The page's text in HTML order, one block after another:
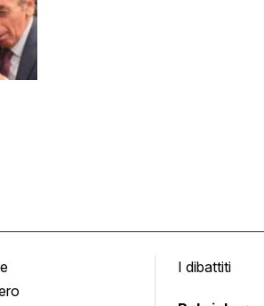
I dibattiti